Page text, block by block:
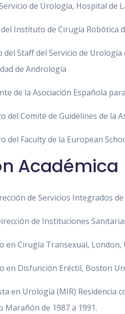
de Urología, Hospital de
Instituto de Cirugía Robótica
del Staff del Servicio de
de Andrología
de la Asociación Española
del Comité de Guidelines de la
del Faculty de la European
Académica
de Servicios Integrados de
de Instituciones
en Cirugía Transexual, London,
en Disfunción Eréctil, Boston
en Urología (MIR) Residencia
de 1987 a 1991.